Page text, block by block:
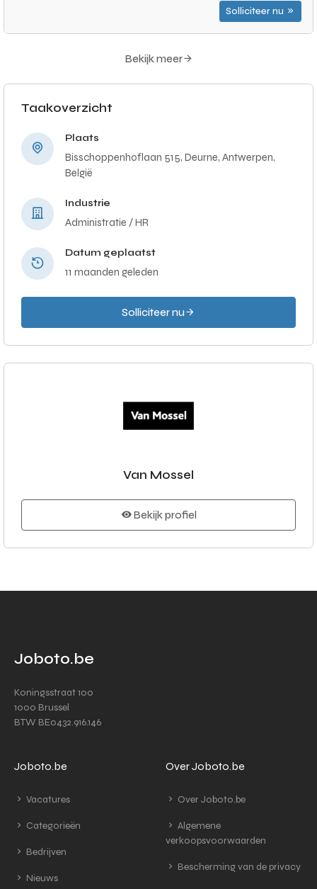
Solliciteer nu
Bekijk meer
Taakoverzicht
Plaats
Bisschoppenhoflaan 515, Deurne, Antwerpen,
België
Industrie
Administratie / HR
Datum geplaatst
11 maanden geleden
Solliciteer nu
Van Mossel
Bekijk profiel
Joboto.be
Koningsstraat 100
1000 Brussel
BTW BE0432.916.146
Joboto.be
Vacatures
Categorieën
Bedrijven
Nieuws
Over Joboto.be
Over Joboto.be
Algemene
verkoopsvoorwaarden
Bescherming van de privacy